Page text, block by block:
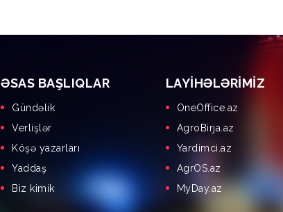
ƏSAS BAŞLIQLAR
Gündəlik
Verlişlər
Köşə yazarları
Yaddaş
Biz kimik
LAYIHƏLƏRIMIZ
OneOffice.az
AgroBirja.az
Yardimci.az
AgrOS.az
MyDay.az